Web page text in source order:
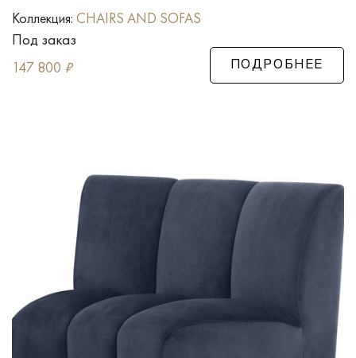
Коллекция: CHAIRS AND SOFAS
Под заказ
147 800 ₽ ПОДРОБНЕЕ